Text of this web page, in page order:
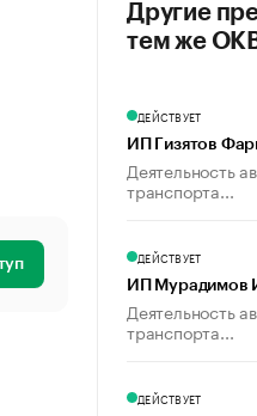
Другие
тем же
ДЕЙСТВУЕТ
ИП Гизятов
Деятельность
транспорта...
ДЕЙСТВУЕТ
ИП Мурадимов
Деятельность
транспорта...
ДЕЙСТВУЕТ